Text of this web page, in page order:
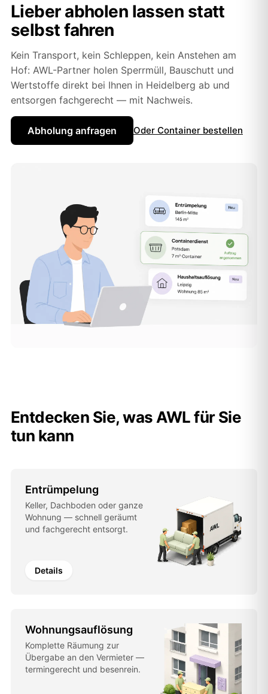
Lieber abholen lassen statt
selbst fahren
Kein Transport, kein Schleppen, kein Anstehen am
Hof: AWL-Partner holen Sperrmüll, Bauschutt und
Wertstoffe direkt bei Ihnen in Heidelberg ab und
entsorgen fachgerecht — mit Nachweis.
Abholung anfragen Oder Container bestellen
Entdecken Sie, was AWL für Sie
tun kann
Entrümpelung
Keller, Dachboden oder ganze
Wohnung — schnell geräumt
und fachgerecht entsorgt.
Details
Wohnungsauflösung
Komplette Räumung zur
Übergabe an den Vermieter —
termingerecht und besenrein.